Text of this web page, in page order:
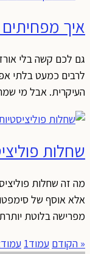
איך
גם לכם קשה בלי
לרבים כמעט בלתי
העיקרית. אבל מי
שחלות
מה זה שחלות
מפרישה בלוטת
« הקודם עמוד1 עמוד